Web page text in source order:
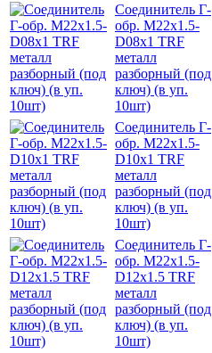
Соединитель Г-
обр. M22x1.5-
D08x1 TRF
металл
разборный (под
ключ) (в уп.
10шт)
Соединитель Г-
обр. M22x1.5-
D10x1 TRF
металл
разборный (под
ключ) (в уп.
10шт)
Соединитель Г-
обр. M22x1.5-
D12x1.5 TRF
металл
разборный (под
ключ) (в уп.
10шт)